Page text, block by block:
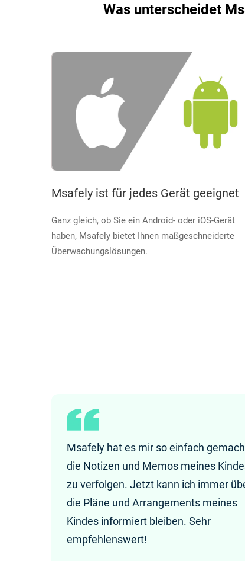
Was unterscheidet
Msafely ist für jedes Gerät geeignet
Ganz gleich, ob Sie ein Android- oder iOS-Gerät
haben, Msafely bietet Ihnen maßgeschneiderte
Überwachungslösungen.
Msafely hat es mir so einfach
die Notizen und Memos meines
zu verfolgen. Jetzt kann ich immer
die Pläne und Arrangements meines
Kindes informiert bleiben. Sehr
empfehlenswert!